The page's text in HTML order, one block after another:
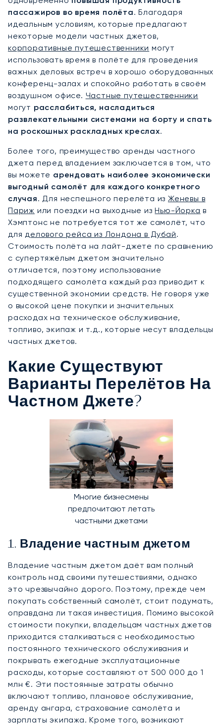
пассажиров во время полёта. Благодаря
идеальным условиям, которые предлагают
некоторые модели частных джетов,
корпоративные путешественники могут
использовать время в полёте для проведения
важных деловых встреч в хорошо оборудованных
конференц-залах и спокойно работать в своём
воздушном офисе. Частные путешественники
могут расслабиться, насладиться
развлекательными системами на борту и спать
на роскошных раскладных креслах.
Более того, преимущество аренды частного
джета перед владением заключается в том, что
вы можете арендовать наиболее экономически
выгодный самолёт для каждого конкретного
случая. Для неспешного перелёта изЖеневы в
Париж или поездки на выходные изНью-Йорка в
Хэмптонс не потребуется тот же самолёт, что
для делового рейса из Лондона в Дубай.
Стоимость полёта на лайт-джете по сравнению
с супертяжёлым джетом значительно
отличается, поэтому использование
подходящего самолёта каждый раз приводит к
существенной экономии средств. Не говоря уже
о высокой цене покупки и значительных
расходах на техническое обслуживание,
топливо, экипаж и т.д., которые несут владельцы
частных джетов.
Какие Существуют
Варианты Перелётов На
Частном Джете?
Многие бизнесмены
предпочитают летать
частными джетами
1. Владение частным джетом
Владение частным джетом даёт вам полный
контроль над своими путешествиями, однако
это чрезвычайно дорого. Поэтому, прежде чем
покупать собственный самолёт, стоит подумать,
оправдана ли такая инвестиция. Помимо высокой
стоимости покупки, владельцам частных джетов
приходится сталкиваться с необходимостью
постоянного технического обслуживания и
покрывать ежегодные эксплуатационные
расходы, которые составляют от 500 000 до 1
млн €. Эти постоянные затраты обычно
включают топливо, плановое обслуживание,
аренду ангара, страхование самолёта и
зарплаты экипажа. Кроме того, возникают